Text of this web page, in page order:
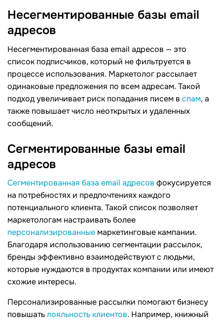
Несегментированные базы email
адресов
Несегментированная база email адресов — это
список подписчиков, который не фильтруется в
процессе использования. Маркетолог рассылает
одинаковые предложения по всем адресам. Такой
подход увеличивает риск попадания писем в спам, а
также повышает число неоткрытых и удаленных
сообщений.
Сегментированные базы email
адресов
Сегментированная база email адресов фокусируется
на потребностях и предпочтениях каждого
потенциального клиента. Такой список позволяет
маркетологам настраивать более
персонализированные маркетинговые кампании.
Благодаря использованию сегментации рассылок,
бренды эффективно взаимодействуют с людьми,
которые нуждаются в продуктах компании или имеют
схожие интересы.
Персонализированные рассылки помогают бизнесу
повышатьлояльность клиентов. Например, книжный